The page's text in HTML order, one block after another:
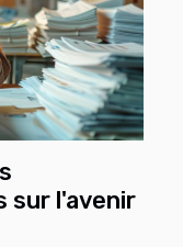
sur l'avenir